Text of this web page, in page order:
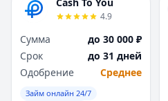
4.9
Сумма
до 30 000 ₽
Срок
до 31 дней
Одобрение
Среднее
Займ онлайн 24/7